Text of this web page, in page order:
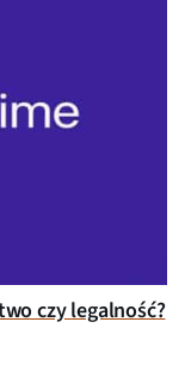
czy legalność?